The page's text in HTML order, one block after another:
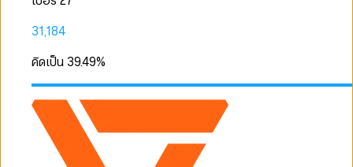
31,184
คิดเป็น 39.49%